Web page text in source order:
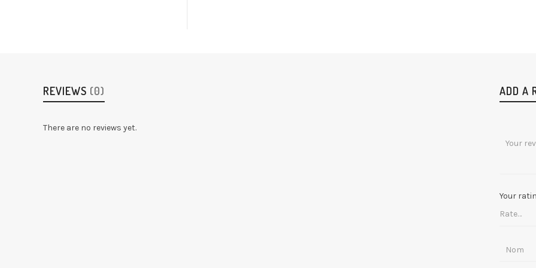
REVIEWS (0)
There are no reviews yet.
ADD A
Your